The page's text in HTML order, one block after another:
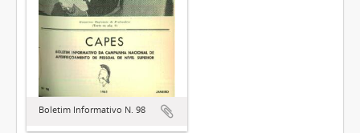
Boletim Informativo N. 98